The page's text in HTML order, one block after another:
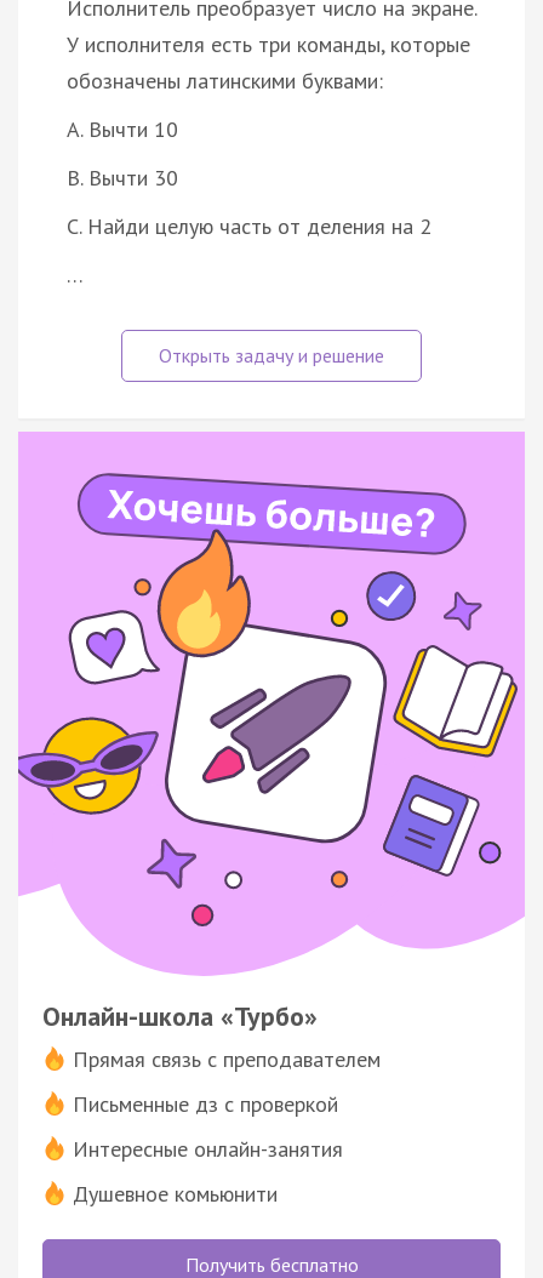
Исполнитель преобразует число на экране.
У исполнителя есть три команды, которые
обозначены латинскими буквами:
A. Вычти 10
B. Вычти 30
C. Найди целую часть от деления на 2
…
Онлайн-школа «Турбо»
Прямая связь с преподавателем
Письменные дз с проверкой
Интересные онлайн-занятия
Душевное комьюнити
Получить бесплатно